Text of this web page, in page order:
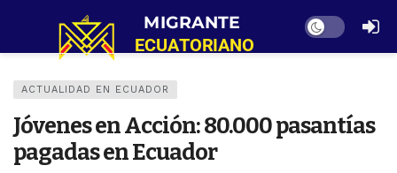
Dark mode
ACTUALIDAD EN ECUADOR
Jóvenes en Acción: 80.000 pasantías
pagadas en Ecuador